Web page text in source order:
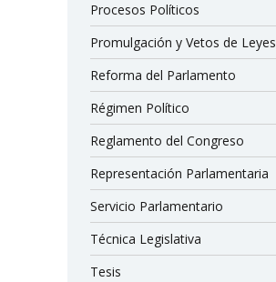
Procesos Políticos
Promulgación y Vetos de Leyes
Reforma del Parlamento
Régimen Político
Reglamento del Congreso
Representación Parlamentaria
Servicio Parlamentario
Técnica Legislativa
Tesis